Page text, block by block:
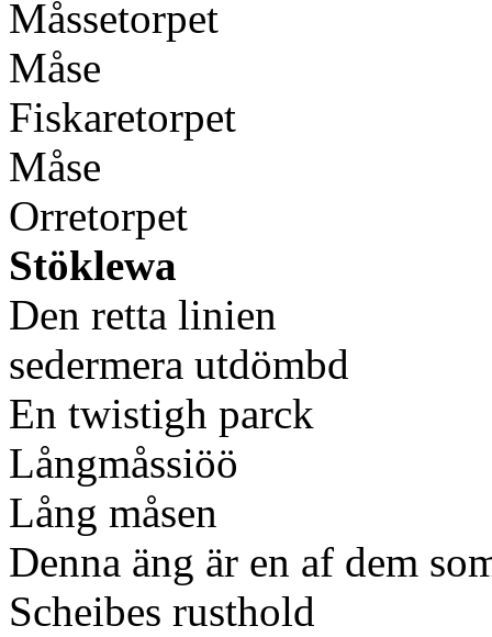
Måssetorpet
Måse
Fiskaretorpet
Måse
Orretorpet
Stöklewa
Den retta linien
sedermera utdömbd
En twistigh parck
Långmåssiöö
Lång måsen
Denna äng är en af dem
Scheibes rusthold